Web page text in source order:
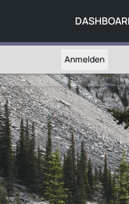
Anmelden